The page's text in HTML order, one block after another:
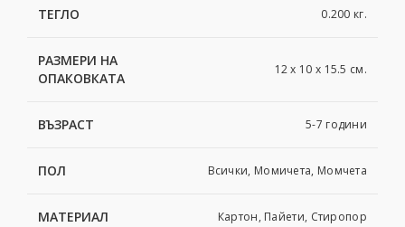
ТЕГЛО 0.200 кг.
РАЗМЕРИ НА
ОПАКОВКАТА
12 x 10 x 15.5 см.
ВЪЗРАСТ 5-7 години
ПОЛ Всички, Момичета, Момчета
МАТЕРИАЛ Картoн, Пайети, Стиропор